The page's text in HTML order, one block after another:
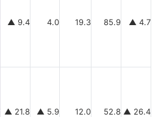
▲ 9.4 4.0 19.3 85.9 ▲ 4.7
▲ 21.8 ▲ 5.9 12.0 52.8 ▲ 26.4